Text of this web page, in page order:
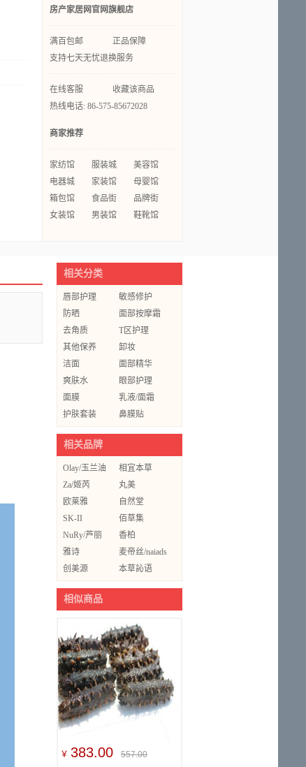
房产家居网官网旗舰店
满百包邮
正品保障
支持七天无忧退换服务
在线客服
收藏该商品
热线电话: 86-575-85672028
商家推荐
家纺馆 服装城
美容馆
电器城
家装馆
母婴馆
箱包馆
食品街
品牌街
女装馆
男装馆 鞋靴馆
相关分类
唇部护理
敏感修护
防晒
面部按摩霜
去角质
T区护理
其他保养
卸妆
洁面
面部精华
爽肤水
眼部护理
面膜
乳液/面霜
护肤套装
鼻膜贴
相关品牌
Olay/玉兰油
相宜本草
Za/姬芮
丸美
欧莱雅
自然堂
SK-II
佰草集
NuRy/芦丽
香柏
树/CEDAR.TREE
雅诗
泉/ARSYCHLL
麦帝丝/naiads
创美源
本草訫语
相似商品
￥ 383.00
557.00